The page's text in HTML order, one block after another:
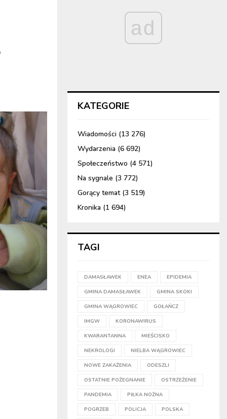
ad
KATEGORIE
Wiadomości (13 276)
Wydarzenia (6 692)
Społeczeństwo (4 571)
Na sygnale (3 772)
Gorący temat(3 519)
Kronika (1 694)
TAGI
DAMASŁAWEK ENEA EPIDEMIA
GMINA DAMASŁAWEK GMINA SKOKI
GMINA WĄGROWIEC GOŁAŃCZ
IMGW KORONAWIRUS
KWARANTANNA MIEŚCISKO
NEKROLOGI NIELBA WĄGROWIEC
NOWE ZAKAŻENIA ODESZLI
OSTATNIE POŻEGNANIE OSTRZEŻENIE
PANDEMIA PIŁKA NOŻNA
POGRZEB POLICJA POLSKA